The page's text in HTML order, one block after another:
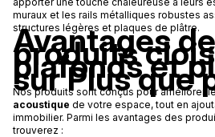
muraux et les rails métalliques robustes
structures légères et plaques de plâtre.
Avantages
produits
plafonds et
sur Plus que
Nos produits sont conçus pour améliorer
acoustique de votre espace, tout en
immobilier. Parmi les avantages des
trouverez :